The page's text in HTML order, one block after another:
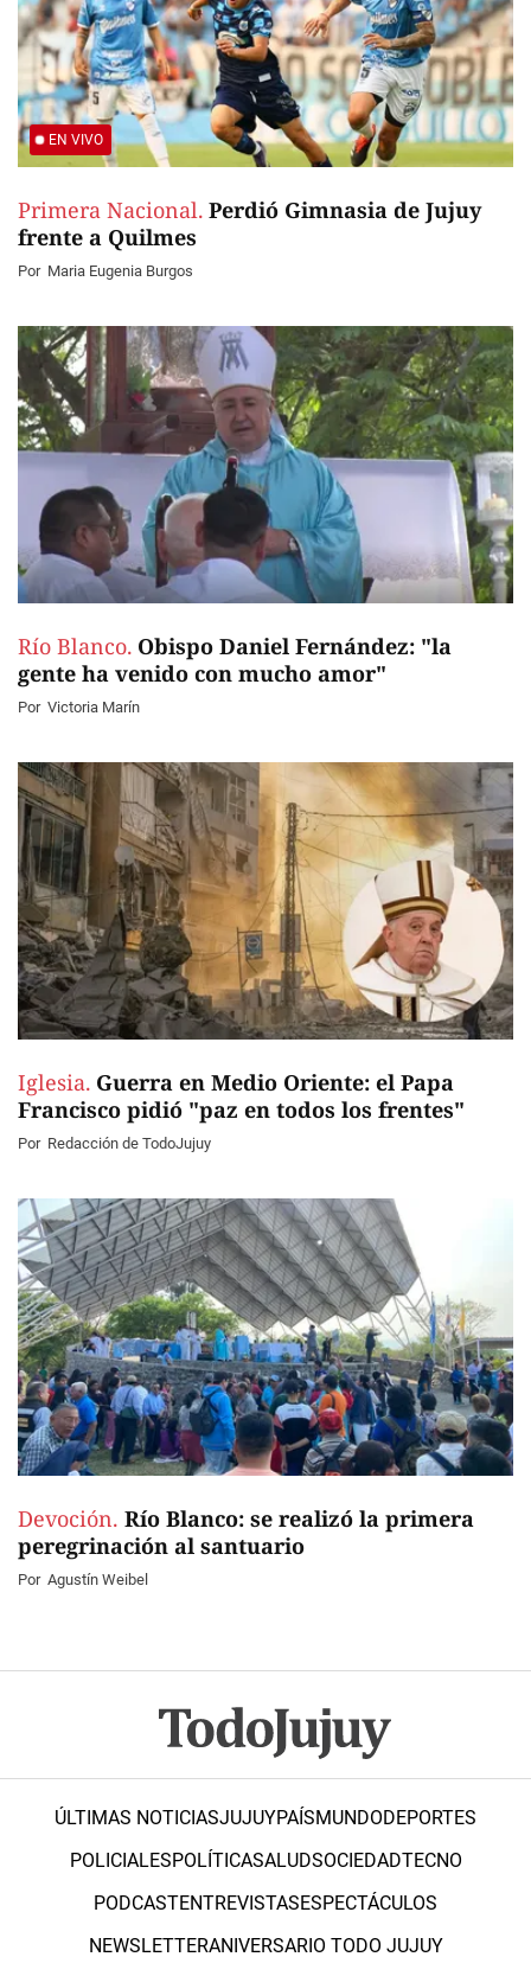
EN VIVO
Primera Nacional. Perdió Gimnasia de Jujuy
frente a Quilmes
Por Maria Eugenia Burgos
Río Blanco. Obispo Daniel Fernández: "la
gente ha venido con mucho amor"
Por Victoria Marín
Iglesia. Guerra en Medio Oriente: el Papa
Francisco pidió "paz en todos los frentes"
Por Redacción de TodoJujuy
Devoción. Río Blanco: se realizó la primera
peregrinación al santuario
Por Agustín Weibel
ÚLTIMAS NOTICIASJUJUYPAÍSMUNDODEPORTES
POLICIALESPOLÍTICASALUDSOCIEDADTECNO
PODCASTENTREVISTASESPECTÁCULOS
NEWSLETTERANIVERSARIO TODO JUJUY